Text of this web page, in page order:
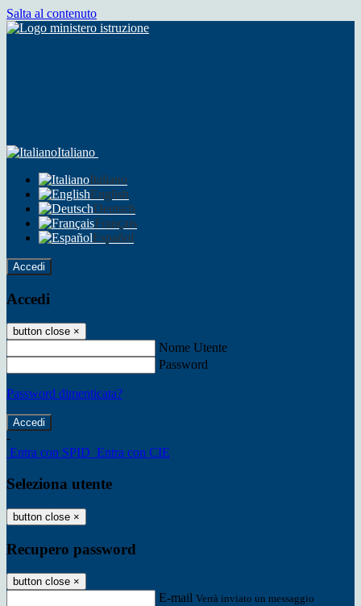
Salta al contenuto
Italiano
Italiano
English
Deutsch
Français
Español
Accedi
Accedi
button close ×
Nome Utente
Password
Password dimenticata?
-
Entra con SPID Entra con CIE
Seleziona utente
button close ×
Recupero password
button close ×
E-mail Verrà inviato un messaggio